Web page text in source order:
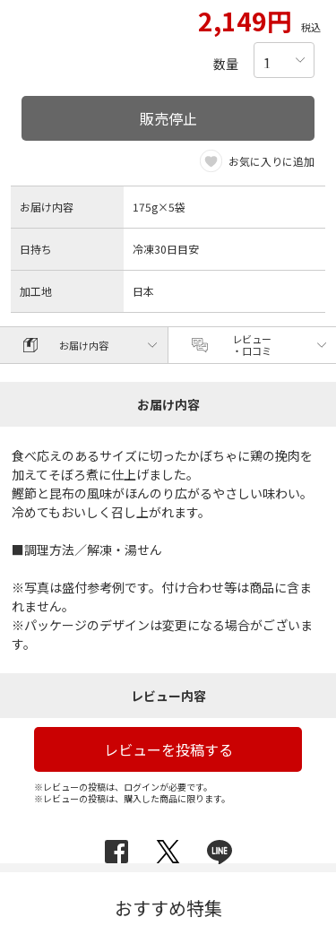
2,149円 税込
数量
販売停止
お気に入りに追加
お届け内容 175g×5袋
日持ち 冷凍30日目安
加工地 日本
お届け内容
レビュー
・口コミ
お届け内容
食べ応えのあるサイズに切ったかぼちゃに鶏の挽肉を
加えてそぼろ煮に仕上げました。
鰹節と昆布の風味がほんのり広がるやさしい味わい。
冷めてもおいしく召し上がれます。
■調理方法／解凍・湯せん
※写真は盛付参考例です。付け合わせ等は商品に含ま
れません。
※パッケージのデザインは変更になる場合がございま
す。
レビュー内容
レビューを投稿する
※レビューの投稿は、ログインが必要です。
※レビューの投稿は、購入した商品に限ります。
おすすめ特集